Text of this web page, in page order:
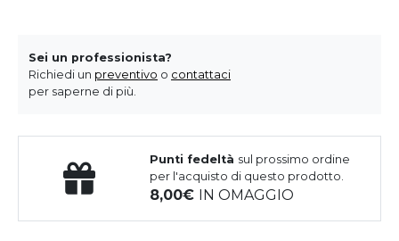
Sei un professionista?
Richiedi un preventivo o contattaci
per saperne di più.
Punti fedeltà sul prossimo ordine
per l'acquisto di questo prodotto.
8,00 IN OMAGGIO